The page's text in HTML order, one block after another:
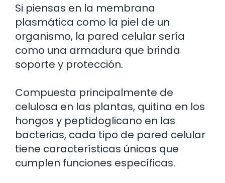
Si piensas en la membrana
plasmática como la piel de un
organismo, la pared celular sería
como una armadura que brinda
soporte y protección.
Compuesta principalmente de
celulosa en las plantas, quitina en los
hongos y peptidoglicano en las
bacterias, cada tipo de pared celular
tiene características únicas que
cumplen funciones específicas.